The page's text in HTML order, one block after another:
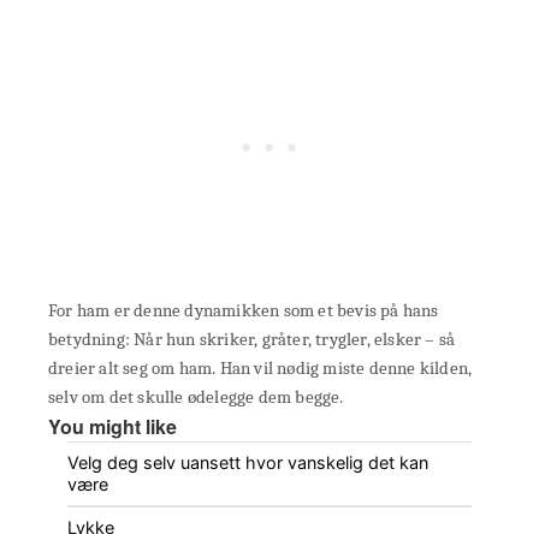
For ham er denne dynamikken som et bevis på hans
betydning: Når hun skriker, gråter, trygler, elsker – så
dreier alt seg om ham. Han vil nødig miste denne kilden,
selv om det skulle ødelegge dem begge.
You might like
Velg deg selv uansett hvor vanskelig det kan
være
Lykke